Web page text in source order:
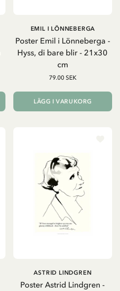
Poster Emil i Lönneberga -
Hyss, di bare blir - 21x30
cm
EMIL I LÖNNEBERGA
79.00 SEK
LÄGG I VARUKORG
Poster Astrid Lindgren -
ASTRID LINDGREN